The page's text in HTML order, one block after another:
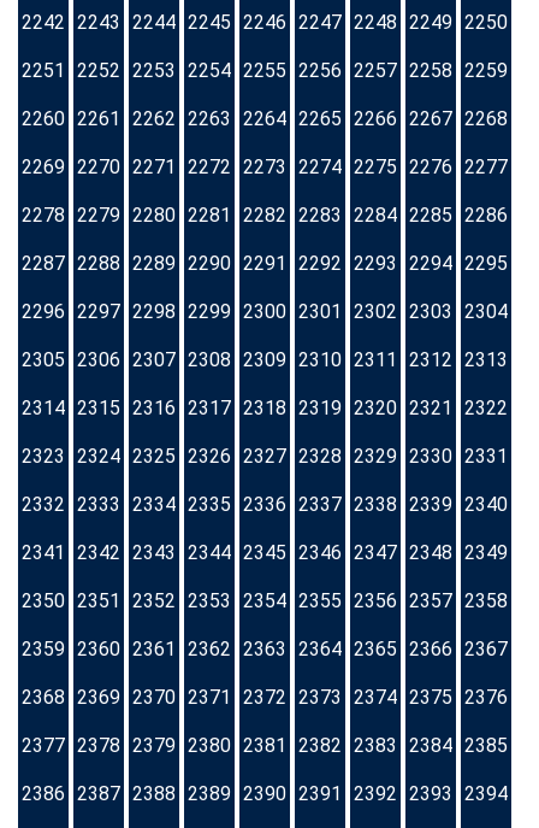
2242 2243 2244 2245 2246 2247 2248 2249 2250
2251 2252 2253 2254 2255 2256 2257 2258 2259
2260 2261 2262 2263 2264 2265 2266 2267 2268
2269 2270 2271 2272 2273 2274 2275 2276 2277
2278 2279 2280 2281 2282 2283 2284 2285 2286
2287 2288 2289 2290 2291 2292 2293 2294 2295
2296 2297 2298 2299 2300 2301 2302 2303 2304
2305 2306 2307 2308 2309 2310 2311 2312 2313
2314 2315 2316 2317 2318 2319 2320 2321 2322
2323 2324 2325 2326 2327 2328 2329 2330 2331
2332 2333 2334 2335 2336 2337 2338 2339 2340
2341 2342 2343 2344 2345 2346 2347 2348 2349
2350 2351 2352 2353 2354 2355 2356 2357 2358
2359 2360 2361 2362 2363 2364 2365 2366 2367
2368 2369 2370 2371 2372 2373 2374 2375 2376
2377 2378 2379 2380 2381 2382 2383 2384 2385
2386 2387 2388 2389 2390 2391 2392 2393 2394